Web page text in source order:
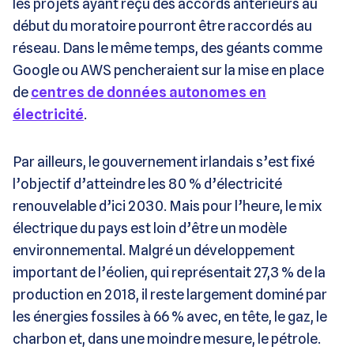
début du moratoire pourront être raccordés au
réseau. Dans le même temps, des géants comme
Google ou AWS pencheraient sur la mise en place
decentres de données autonomes en
électricité.
Par ailleurs, le gouvernement irlandais s’est fixé
l’objectif d’atteindre les 80 % d’électricité
renouvelable d’ici 2030. Mais pour l’heure, le mix
électrique du pays est loin d’être un modèle
environnemental. Malgré un développement
important de l’éolien, qui représentait 27,3 % de la
production en 2018, il reste largement dominé par
les énergies fossiles à 66 % avec, en tête, le gaz, le
charbon et, dans une moindre mesure, le pétrole.